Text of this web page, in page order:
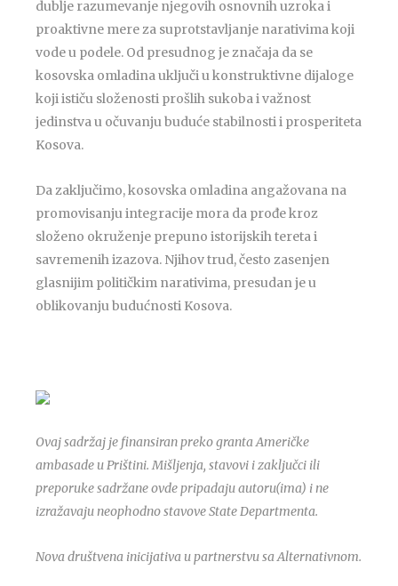
dublje razumevanje njegovih osnovnih uzroka i
proaktivne mere za suprotstavljanje narativima koji
vode u podele. Od presudnog je značaja da se
kosovska omladina uključi u konstruktivne dijaloge
koji ističu složenosti prošlih sukoba i važnost
jedinstva u očuvanju buduće stabilnosti i prosperiteta
Kosova.
Da zaključimo, kosovska omladina angažovana na
promovisanju integracije mora da prođe kroz
složeno okruženje prepuno istorijskih tereta i
savremenih izazova. Njihov trud, često zasenjen
glasnijim političkim narativima, presudan je u
oblikovanju budućnosti Kosova.
Ovaj sadržaj je finansiran preko granta Američke
ambasade u Prištini. Mišljenja, stavovi i zaključci ili
preporuke sadržane ovde pripadaju autoru(ima) i ne
izražavaju neophodno stavove State Departmenta.
Nova društvena inicijativa u partnerstvu sa Alternativnom.